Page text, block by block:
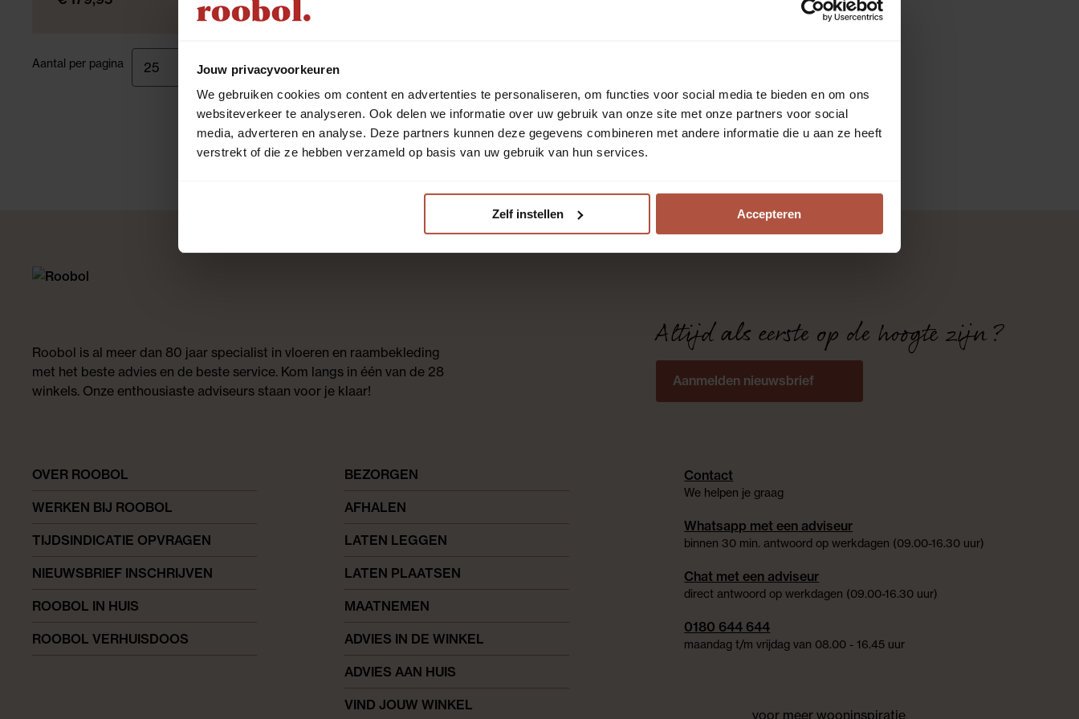
Jouw privacyvoorkeuren
We gebruiken cookies om content en advertenties te personaliseren, om functies voor social media te bieden en om ons
websiteverkeer te analyseren. Ook delen we informatie over uw gebruik van onze site met onze partners voor social
media, adverteren en analyse. Deze partners kunnen deze gegevens combineren met andere informatie die u aan ze heeft
verstrekt of die ze hebben verzameld op basis van uw gebruik van hun services.
Zelf instellen Accepteren
Aantal per pagina
Roobol is al meer dan 80 jaar specialist in vloeren en raambekleding
met het beste advies en de beste service. Kom langs in één van de 28
winkels. Onze enthousiaste adviseurs staan voor je klaar!
Altijd als eerste op de hoogte zijn?
Aanmelden nieuwsbrief
OVER ROOBOL
WERKEN BIJ ROOBOL
TIJDSINDICATIE OPVRAGEN
NIEUWSBRIEF INSCHRIJVEN
ROOBOL IN HUIS
ROOBOL VERHUISDOOS
BEZORGEN
AFHALEN
LATEN LEGGEN
LATEN PLAATSEN
MAATNEMEN
ADVIES IN DE WINKEL
ADVIES AAN HUIS
VIND JOUW WINKEL
Contact
We helpen je graag
Whatsapp met een adviseur
binnen 30 min. antwoord op werkdagen (09.00-16.30 uur)
Chat met een adviseur
direct antwoord op werkdagen (09.00-16.30 uur)
0180 644 644
maandag t/m vrijdag van 08.00 - 16.45 uur
voor meer wooninspiratie